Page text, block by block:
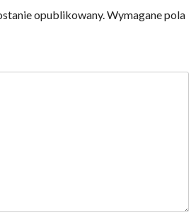
opublikowany.Wymagane pola